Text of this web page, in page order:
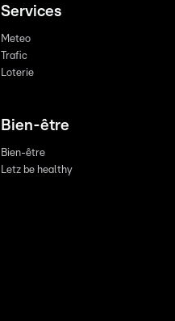
Services
Meteo
Trafic
Loterie
Bien-être
Bien-être
Letz be healthy